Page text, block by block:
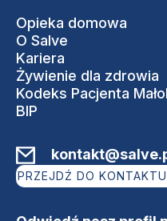
Opieka domowa
O Salve
Kariera
Żywienie dla zdrowia
Kodeks Pacjenta
BIP
PRZEJDŹ DO KONTAKTU